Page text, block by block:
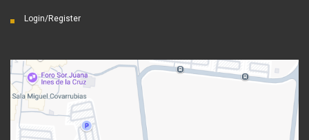
Login/Register